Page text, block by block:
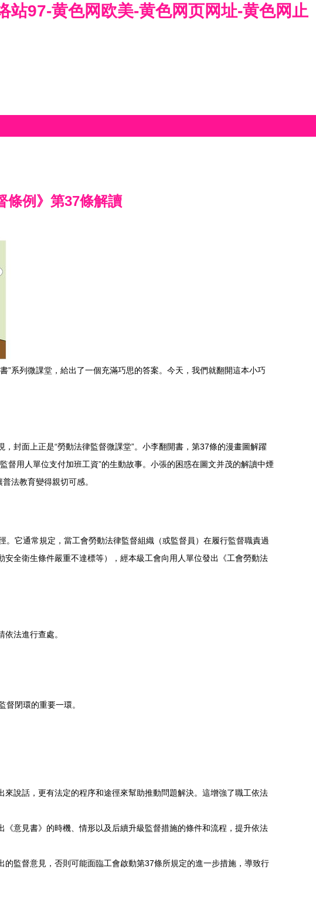
站97-黄色网欧美-黄色网页网址-黄色网止
條例》第37條解讀
微課堂，給出了一個充滿巧思的答案。今天，我們就翻開這本小巧
，封面上正是“勞動法律監督微課堂”。小李翻開書，第37條的漫畫圖解躍
用人單位支付加班工資”的生動故事。小張的困惑在圖文并茂的解讀中煙
普法教育變得親切可感。
它通常規定，當工會勞動法律監督組織（或監督員）在履行監督職責過
動安全衛生條件嚴重不達標等），經本級工會向用人單位發出《工會勞動法
法進行查處。
閉環的重要一環。
話，更有法定的程序和途徑來幫助推動問題解決。這增強了職工依法
出《意見書》的時機、情形以及后續升級監督措施的條件和流程，提升依法
督意見，否則可能面臨工會啟動第37條所規定的進一步措施，導致行